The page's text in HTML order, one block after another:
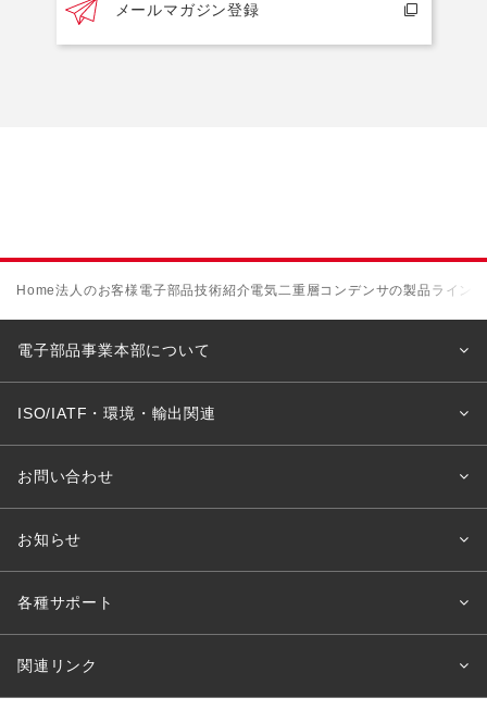
メールマガジン登録
Home法人のお客様 電子部品技術紹介電気二重層コンデンサの製品ライン
電子部品事業本部について
ISO/IATF・環境・輸出関連
お問い合わせ
お知らせ
各種サポート
関連リンク